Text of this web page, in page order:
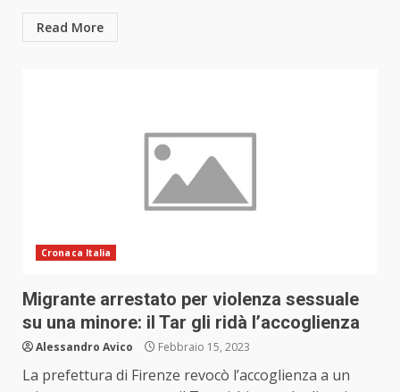
Read More
Cronaca Italia
Migrante arrestato per violenza sessuale
su una minore: il Tar gli ridà l’accoglienza
Alessandro Avico Febbraio 15, 2023
La prefettura di Firenze revocò l’accoglienza a un